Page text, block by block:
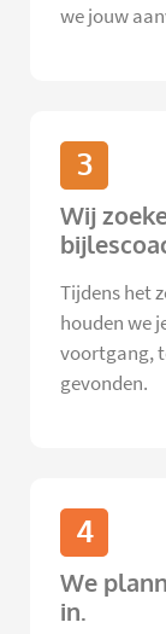
we jouw
3
Wij
Tijdens het
houden we
voortgang,
gevonden.
4
We
in.